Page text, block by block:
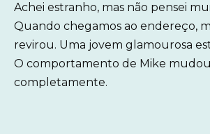
Achei estranho, mas não pensei
Quando chegamos ao endereço,
revirou. Uma jovem glamourosa
O comportamento de Mike mudou
completamente.